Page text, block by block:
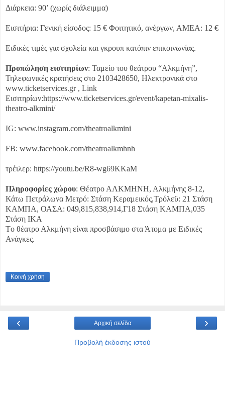
Διάρκεια: 90’ (χωρίς διάλειμμα)
Εισιτήρια: Γενική είσοδος: 15 € Φοιτητικό, ανέργων, ΑΜΕΑ: 12 €
Ειδικές τιμές για σχολεία και γκρουπ κατόπιν επικοινωνίας.
Προπώληση εισιτηρίων: Ταμείο του θεάτρου “Αλκμήνη”,
Τηλεφωνικές κρατήσεις στο 2103428650, Ηλεκτρονικά στο
www.ticketservices.gr , Link
Εισιτηρίων:https://www.ticketservices.gr/event/kapetan-mixalis-
theatro-alkmini/
IG: www.instagram.com/theatroalkmini
FB: www.facebook.com/theatroalkmhnh
τρέιλερ: https://youtu.be/R8-wg69KKaM
Πληροφορίες χώρου: Θέατρο ΑΛΚΜΗΝΗ, Αλκμήνης 8-12,
Κάτω Πετράλωνα Μετρό: Στάση Κεραμεικός,Τρόλεϋ: 21 Στάση
ΚΑΜΠΑ, ΟΑΣΑ: 049,815,838,914,Γ18 Στάση ΚΑΜΠΑ,035
Στάση ΙΚΑ
Tο θέατρο Αλκμήνη είναι προσβάσιμο στα Άτομα με Ειδικές
Ανάγκες.
Κοινή χρήση
‹ ›
Αρχική σελίδα
Προβολή έκδοσης ιστού